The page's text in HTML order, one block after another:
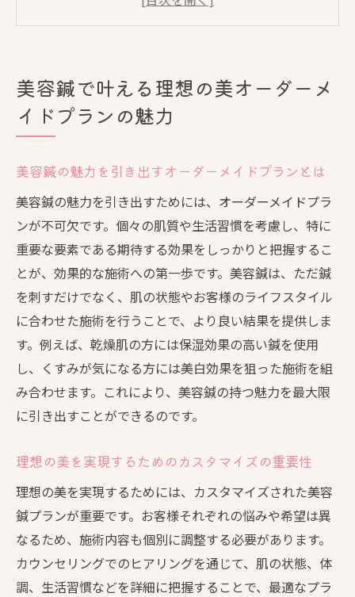
理想の美を実現するためのカスタマイズの
施術前のカウンセリングで理想の美を導く
オーダーメイドプランで得られる美容鍼の
個別プランがもたらす美容鍼の信頼性
個別カウンセリングから始まる美容鍼のオーダ
ーメイド施術
カウンセリングで見つける理想の美容鍼プ
ラン
肌の状態を知るための初期カウンセリング
生活習慣を踏まえた美容鍼プランの提案
オーダーメイド美容鍼のための信頼関係構
築
過去の施術歴を考慮した効果的なアプロー
チ
美容鍼の効果を高めるためのカウンセリン
肌の状態に合わせた美容鍼プランで理想の効果
を引き出す方法
肌質に応じた美容鍼アプローチの選び方
美容鍼がもたらす美肌効果のメカニズム
美容鍼で叶える理想の美オーダーメ
イドプランの魅力
美容鍼の魅力を引き出すオーダーメイドプランとは
美容鍼の魅力を引き出すためには、オーダーメイドプラ
ンが不可欠です。個々の肌質や生活習慣を考慮し、特に
重要な要素である期待する効果をしっかりと把握するこ
とが、効果的な施術への第一歩です。美容鍼は、ただ鍼
を刺すだけでなく、肌の状態やお客様のライフスタイル
に合わせた施術を行うことで、より良い結果を提供しま
す。例えば、乾燥肌の方には保湿効果の高い鍼を使用
し、くすみが気になる方には美白効果を狙った施術を組
み合わせます。これにより、美容鍼の持つ魅力を最大限
に引き出すことができるのです。
理想の美を実現するためのカスタマイズの重要性
理想の美を実現するためには、カスタマイズされた美容
鍼プランが重要です。お客様それぞれの悩みや希望は異
なるため、施術内容も個別に調整する必要があります。
カウンセリングでのヒアリングを通じて、肌の状態、体
調、生活習慣などを詳細に把握することで、最適なプラ